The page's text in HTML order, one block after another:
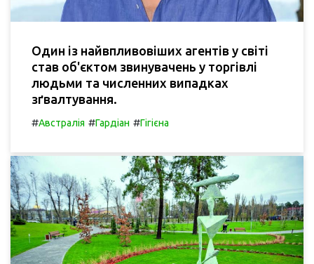
Один із найвпливовіших агентів у світі
став об'єктом звинувачень у торгівлі
людьми та численних випадках
зґвалтування.
#Австралія #Гардіан #Гігієна